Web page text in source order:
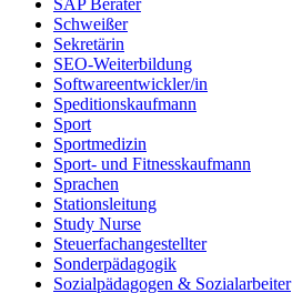
SAP Berater
Schweißer
Sekretärin
SEO-Weiterbildung
Softwareentwickler/in
Speditionskaufmann
Sport
Sportmedizin
Sport- und Fitnesskaufmann
Sprachen
Stationsleitung
Study Nurse
Steuerfachangestellter
Sonderpädagogik
Sozialpädagogen & Sozialarbeiter